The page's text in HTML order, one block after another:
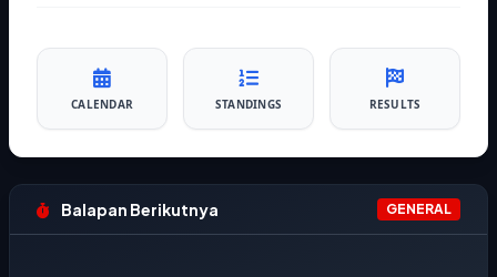
CALENDAR STANDINGS RESULTS
Balapan Berikutnya GENERAL